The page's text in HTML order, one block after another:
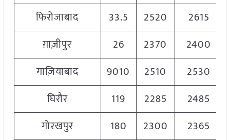
फिरोजाबाद
33.5 2520 2615
ग़ाज़ीपुर
26 2370 2400
गाज़ियाबाद
9010 2510 2530
घिरौर
119 2285 2485
गोरखपुर
180 2300 2365